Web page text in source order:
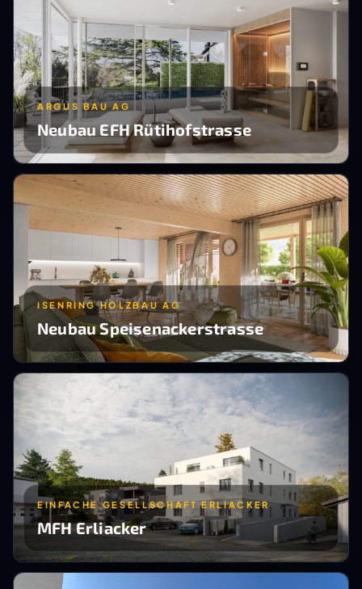
ARGUS BAU AG
Neubau EFH Rütihofstrasse
ISENRING HOLZBAU AG
Neubau Speisenackerstrasse
EINFACHE GESELLSCHAFT ERLIACKER
MFH Erliacker